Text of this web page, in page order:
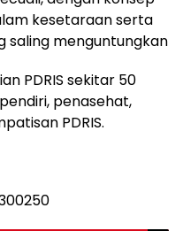
kesetaraan serta
saling menguntungkan
PDRIS sekitar 50
penasehat,
PDRIS.